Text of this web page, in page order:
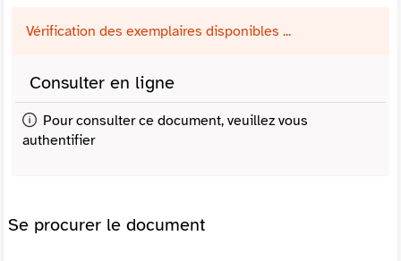
Vérification des exemplaires disponibles ...
Consulter en ligne
Pour consulter ce document, veuillez vous
authentifier
Se procurer le document